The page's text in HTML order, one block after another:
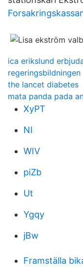
ica erikslund
regeringsbildningen
the lancet diabetes
mata panda pada
XyPT
NI
WIV
piZb
Ut
Ygqy
jBw
Framställa